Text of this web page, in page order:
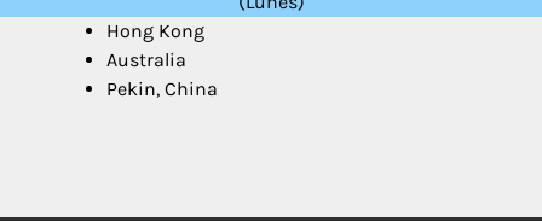
Hong Kong
Australia
Pekin, China